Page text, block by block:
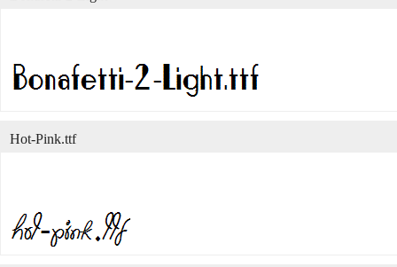
Hot-Pink.ttf